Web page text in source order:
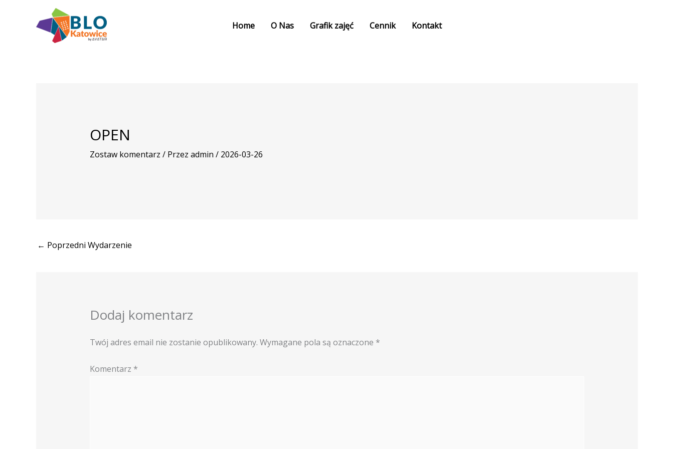
Home O Nas Grafik zajęć Cennik Kontakt
OPEN
Zostaw komentarz / Przez admin / 2026-03-26
← Poprzedni Wydarzenie
Dodaj komentarz
Twój adres email nie zostanie opublikowany. Wymagane pola są oznaczone *
Komentarz *